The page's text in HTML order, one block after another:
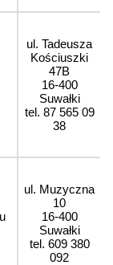
ul. Tadeusza
Kościuszki
47B
16-400
Suwałki
tel. 87 565 09
38
ul. Muzyczna
10
16-400
Suwałki
tel. 609 380
092